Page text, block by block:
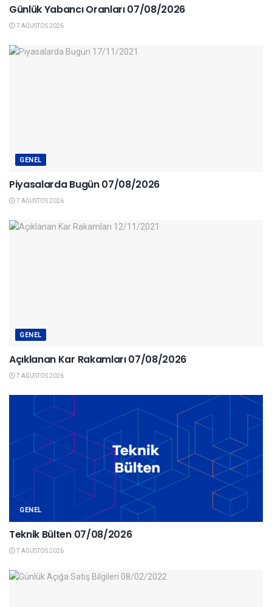
Günlük Yabancı Oranları 07/08/2026
7 AĞUSTOS 2026
GENEL
Piyasalarda Bugün 07/08/2026
7 AĞUSTOS 2026
GENEL
Açıklanan Kar Rakamları 07/08/2026
7 AĞUSTOS 2026
GENEL
Teknik Bülten 07/08/2026
7 AĞUSTOS 2026